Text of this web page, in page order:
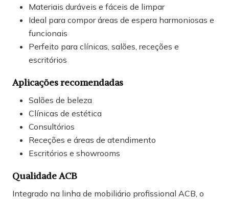
Materiais duráveis e fáceis de limpar
Ideal para compor áreas de espera harmoniosas e
funcionais
Perfeito para clínicas, salões, receções e
escritórios
Aplicações recomendadas
Salões de beleza
Clínicas de estética
Consultórios
Receções e áreas de atendimento
Escritórios e showrooms
Qualidade ACB
Integrado na linha de mobiliário profissional ACB, o